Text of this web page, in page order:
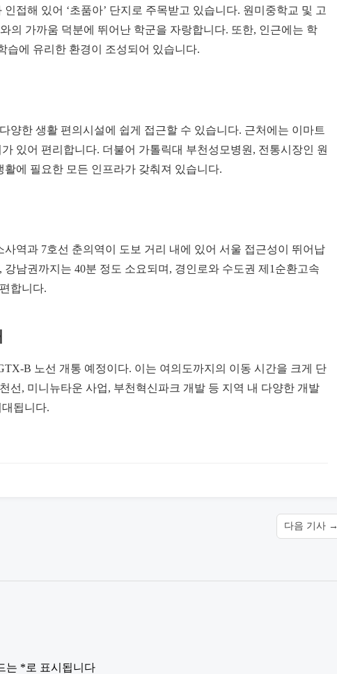
접해 있어 ‘초품아’ 단지로 주목받고 있습니다. 원미중학교 및 고
의 가까움 덕분에 뛰어난 학군을 자랑합니다. 또한, 인근에는 학
습에 유리한 환경이 조성되어 있습니다.
양한 생활 편의시설에 쉽게 접근할 수 있습니다. 근처에는 이마트
있어 편리합니다. 더불어 가톨릭대 부천성모병원, 전통시장인 원
에 필요한 모든 인프라가 갖춰져 있습니다.
역과 7호선 춘의역이 도보 거리 내에 있어 서울 접근성이 뛰어납
남권까지는 40분 정도 소요되며, 경인로와 수도권 제1순환고속
합니다.
B 노선 개통 예정이다. 이는 여의도까지의 이동 시간을 크게 단
선, 미니뉴타운 사업, 부천혁신파크 개발 등 지역 내 다양한 개발
됩니다.
다음 기사 →
는 *로 표시됩니다